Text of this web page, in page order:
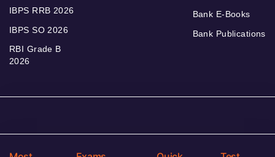
IBPS RRB 2026
IBPS SO 2026
RBI Grade B
2026
Bank E-Books
Bank Publications